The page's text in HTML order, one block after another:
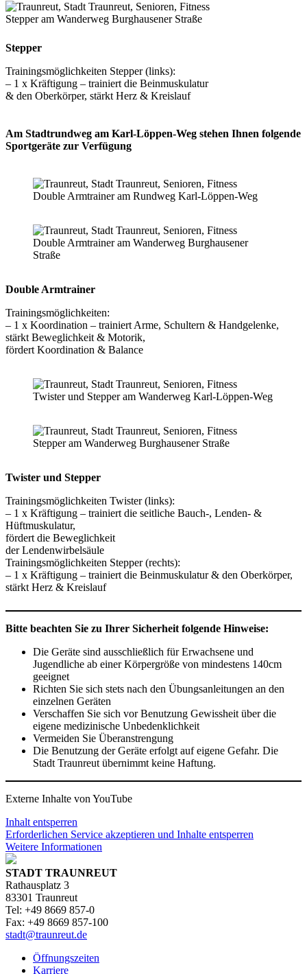
Stepper am Wanderweg Burghausener Straße
Stepper
Trainingsmöglichkeiten Stepper (links):
– 1 x Kräftigung – trainiert die Beinmuskulatur
& den Oberkörper, stärkt Herz & Kreislauf
Am Stadtrundweg am Karl-Löppen-Weg stehen Ihnen folgende
Sportgeräte zur Verfügung
Double Armtrainer am Rundweg Karl-Löppen-Weg
Double Armtrainer am Wanderweg Burghausener
Straße
Double Armtrainer
Trainingsmöglichkeiten:
– 1 x Koordination – trainiert Arme, Schultern & Handgelenke,
stärkt Beweglichkeit & Motorik,
fördert Koordination & Balance
Twister und Stepper am Wanderweg Karl-Löppen-Weg
Stepper am Wanderweg Burghausener Straße
Twister und Stepper
Trainingsmöglichkeiten Twister (links):
– 1 x Kräftigung – trainiert die seitliche Bauch-, Lenden- &
Hüftmuskulatur,
fördert die Beweglichkeit
der Lendenwirbelsäule
Trainingsmöglichkeiten Stepper (rechts):
– 1 x Kräftigung – trainiert die Beinmuskulatur & den Oberkörper,
stärkt Herz & Kreislauf
Bitte beachten Sie zu Ihrer Sicherheit folgende Hinweise:
Die Geräte sind ausschließlich für Erwachsene und
Jugendliche ab einer Körpergröße von mindestens 140cm
geeignet
Richten Sie sich stets nach den Übungsanleitungen an den
einzelnen Geräten
Verschaffen Sie sich vor Benutzung Gewissheit über die
eigene medizinische Unbedenklichkeit
Vermeiden Sie Überanstrengung
Die Benutzung der Geräte erfolgt auf eigene Gefahr. Die
Stadt Traunreut übernimmt keine Haftung.
Externe Inhalte von YouTube
Inhalt entsperren
Erforderlichen Service akzeptieren und Inhalte entsperren
Weitere Informationen
STADT TRAUNREUT
Rathausplatz 3
83301 Traunreut
Tel: +49 8669 857-0
Fax: +49 8669 857-100
stadt@traunreut.de
Öffnungszeiten
Karriere